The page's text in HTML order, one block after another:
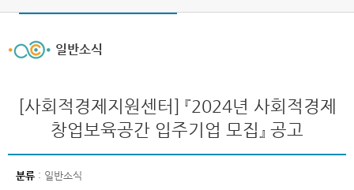
일반소식
[사회적경제지원센터] 『2024년 사회적경제
창업보육공간 입주기업 모집』 공고
분류 : 일반소식